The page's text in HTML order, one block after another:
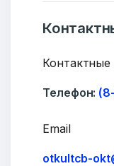
Телефон:
Email
otkultcb-